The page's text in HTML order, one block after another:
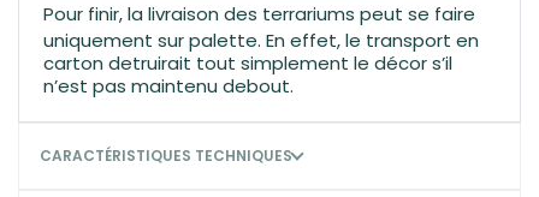
Pour finir,la livraison des terrariums peut se faire
uniquement sur palette. En effet, le transport en
carton detruirait tout simplement le décor s’il
n’est pas maintenu debout.
CARACTÉRISTIQUES TECHNIQUES